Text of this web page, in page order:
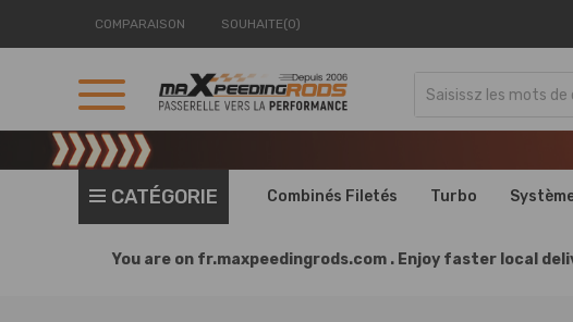
COMPARAISON SOUHAITE(0)
CATÉGORIE Combinés Filetés Turbo
You are on fr.maxpeedingrods.com . Enjoy faster local